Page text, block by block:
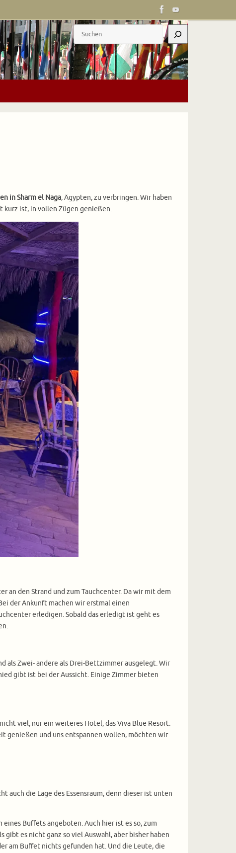
Suchen
in Sharm el Naga, Ägypten, zu verbringen. Wir haben
kurz ist, in vollen Zügen genießen.
an den Strand und zum Tauchcenter. Da wir mit dem
der Ankunft machen wir erstmal einen
erledigen. Sobald das erledigt ist geht es
als Zwei- andere als Drei-Bettzimmer ausgelegt. Wir
gibt ist bei der Aussicht. Einige Zimmer bieten
viel, nur ein weiteres Hotel, das Viva Blue Resort.
genießen und uns entspannen wollen, möchten wir
auch die Lage des Essensraum, denn dieser ist unten
Buffets angeboten. Auch hier ist es so, zum
gibt es nicht ganz so viel Auswahl, aber bisher haben
am Buffet nichts gefunden hat. Und die Leute, die